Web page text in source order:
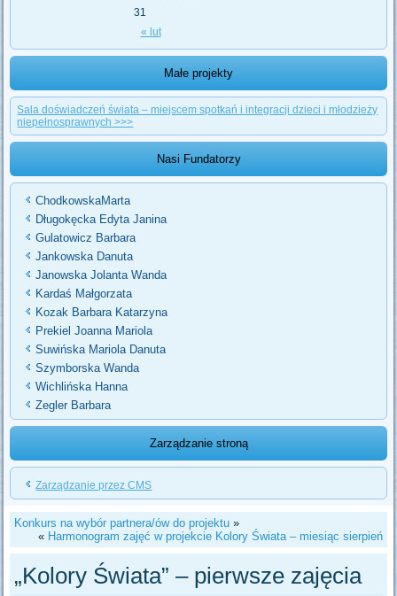
« lut
31
Małe projekty
Sala doświadczeń świata – miejscem spotkań i integracji dzieci i młodzieży
niepełnosprawnych >>>
Nasi Fundatorzy
ChodkowskaMarta
Długokęcka Edyta Janina
Gulatowicz Barbara
Jankowska Danuta
Janowska Jolanta Wanda
Kardaś Małgorzata
Kozak Barbara Katarzyna
Prekiel Joanna Mariola
Suwińska Mariola Danuta
Szymborska Wanda
Wichlińska Hanna
Zegler Barbara
Zarządzanie stroną
Zarządzanie przez CMS
Konkurs na wybór partnera/ów do projektu »
« Harmonogram zajęć w projekcie Kolory Świata – miesiąc sierpień
„Kolory Świata” – pierwsze zajęcia